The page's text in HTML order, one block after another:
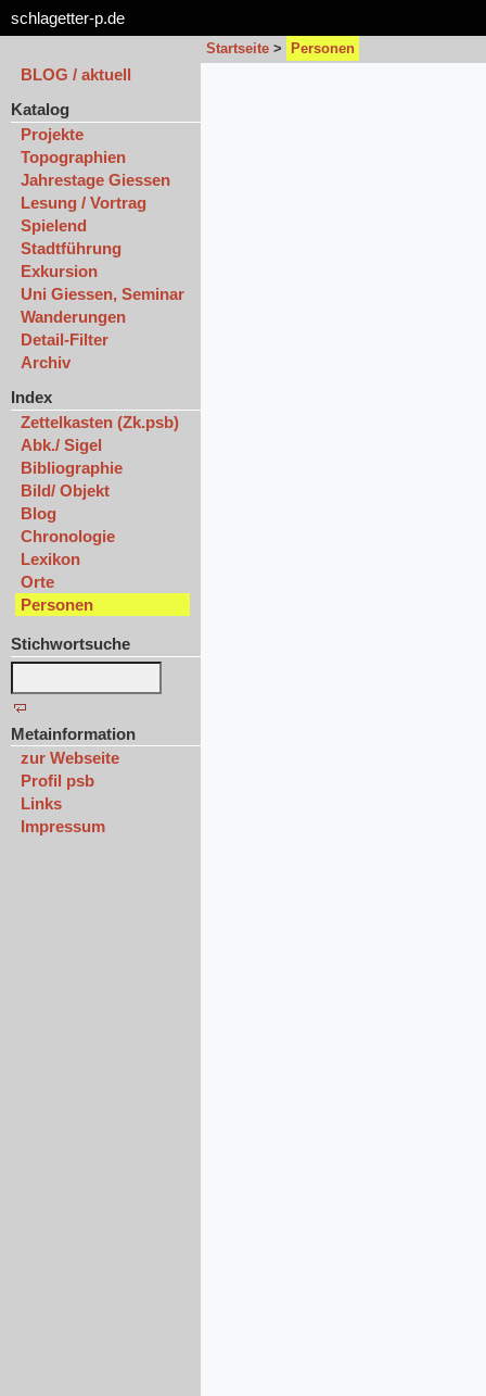
schlagetter-p.de
Startseite > Personen
BLOG / aktuell
Katalog
Projekte
Topographien
Jahrestage Giessen
Lesung / Vortrag
Spielend
Stadtführung
Exkursion
Uni Giessen, Seminar
Wanderungen
Detail-Filter
Archiv
Index
Zettelkasten (Zk.psb)
Abk./ Sigel
Bibliographie
Bild/ Objekt
Blog
Chronologie
Lexikon
Orte
Personen
Stichwortsuche
Metainformation
zur Webseite
Profil psb
Links
Impressum